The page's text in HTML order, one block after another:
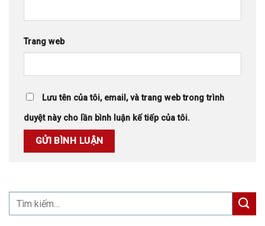
Trang web
Lưu tên của tôi, email, và trang web trong trình
duyệt này cho lần bình luận kế tiếp của tôi.